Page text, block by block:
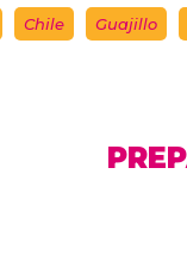
Chile Guajillo